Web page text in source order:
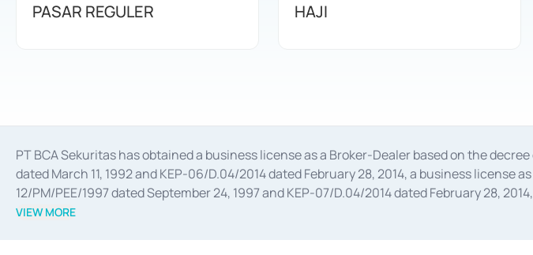
PASAR REGULER
HAJI
PT BCA Sekuritas has obtained a business license as a Broker-Dealer based on the
dated March 11, 1992 and KEP-06/D.04/2014 dated February 28, 2014, a business
12/PM/PEE/1997 dated September 24, 1997 and KEP-07/D.04/2014 dated February 28,
divestments, and joint ventures based on the decree of the Financial Services Authority
VIEW MORE